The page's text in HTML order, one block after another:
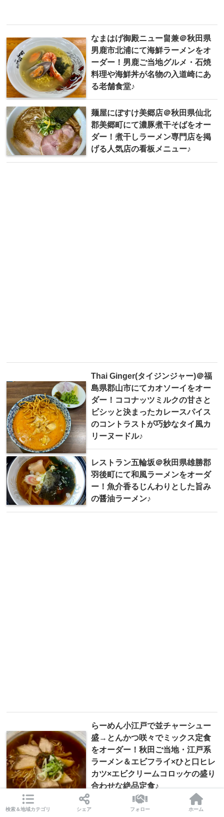
なまはげ御殿ニュー畠兼＠秋田県
男鹿市北浦にて海鮮ラーメンをオ
ーダー！男鹿ご当地グルメ・石焼
料理や海鮮丼が名物の入道崎にあ
る老舗食堂♪
麺屋にぼすけ美郷店＠秋田県仙北
郡美郷町にて濃豚煮干そばをオー
ダー！煮干しラーメン専門店を掲
げる人気店の看板メニュー♪
Thai Ginger(タイジンジャー)＠福
島県郡山市にてカオソーイをオー
ダー！ココナッツミルクの甘さと
ビシッと決まったカレースパイス
のコントラストが巧妙なタイ風カ
リーヌードル♪
レストラン五輪坂＠秋田県雄勝郡
羽後町にて和風ラーメンをオーダ
ー！魚介香るじんわりとした旨み
の醤油ラーメン♪
らーめん小江戸で並チャーシュー
盛→とんかつ咲々でミックス定食
をオーダー！秋田ご当地・江戸系
ラーメン＆エビフライ×ひと口ヒレ
カツ×エビクリームコロッケの盛り
合わせな絶品定食♪
もつもつ食堂 潮＠青森県八戸市白
検索＆地域カテゴリ シェア フォロー ホーム